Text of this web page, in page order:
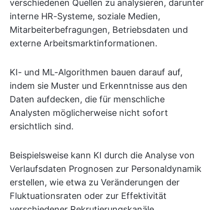
verschiedenen Quellen zu analysieren, darunter
interne HR-Systeme, soziale Medien,
Mitarbeiterbefragungen, Betriebsdaten und
externe Arbeitsmarktinformationen.
KI- und ML-Algorithmen bauen darauf auf,
indem sie Muster und Erkenntnisse aus den
Daten aufdecken, die für menschliche
Analysten möglicherweise nicht sofort
ersichtlich sind.
Beispielsweise kann KI durch die Analyse von
Verlaufsdaten Prognosen zur Personaldynamik
erstellen, wie etwa zu Veränderungen der
Fluktuationsraten oder zur Effektivität